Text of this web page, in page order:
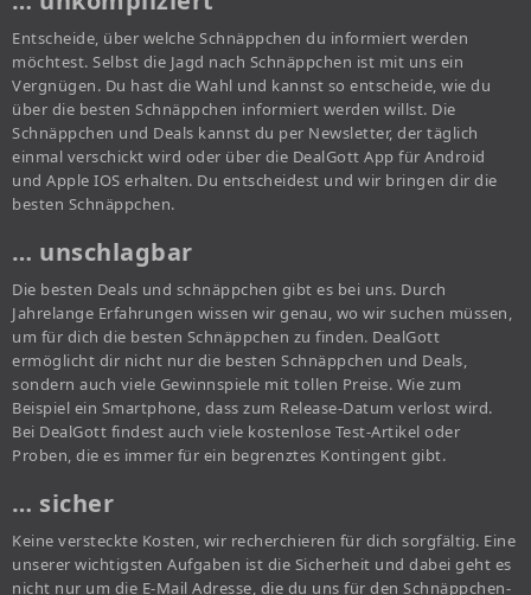
Entscheide, über welche Schnäppchen du informiert werden
möchtest. Selbst die Jagd nach Schnäppchen ist mit uns ein
Vergnügen. Du hast die Wahl und kannst so entscheide, wie du
über die besten Schnäppchen informiert werden willst. Die
Schnäppchen und Deals kannst du per Newsletter, der täglich
einmal verschickt wird oder über die DealGott App für Android
und Apple IOS erhalten. Du entscheidest und wir bringen dir die
besten Schnäppchen.
… unschlagbar
Die besten Deals und schnäppchen gibt es bei uns. Durch
Jahrelange Erfahrungen wissen wir genau, wo wir suchen müssen,
um für dich die besten Schnäppchen zu finden. DealGott
ermöglicht dir nicht nur die besten Schnäppchen und Deals,
sondern auch viele Gewinnspiele mit tollen Preise. Wie zum
Beispiel ein Smartphone, dass zum Release-Datum verlost wird.
Bei DealGott findest auch viele kostenlose Test-Artikel oder
Proben, die es immer für ein begrenztes Kontingent gibt.
… sicher
Keine versteckte Kosten, wir recherchieren für dich sorgfältig. Eine
unserer wichtigsten Aufgaben ist die Sicherheit und dabei geht es
nicht nur um die E-Mail Adresse, die du uns für den Schnäppchen-